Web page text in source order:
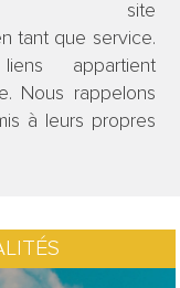
site
tant que service.
appartient
Nous rappelons
à leurs propres